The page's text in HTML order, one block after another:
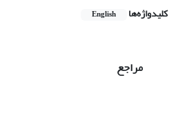
کلیدواژه‌ها English
مراجع